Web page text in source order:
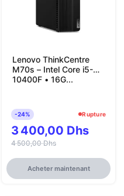
Lenovo ThinkCentre
M70s – Intel Core i5-
10400F • 16G...
-24% Rupture
3 400,00 Dhs
4 500,00 Dhs
Acheter maintenant